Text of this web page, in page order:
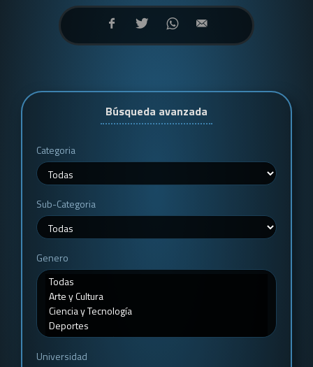
Búsqueda avanzada
Categoria
Sub-Categoria
Genero
Universidad